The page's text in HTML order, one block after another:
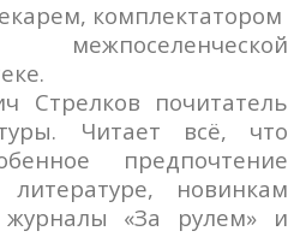
комплектатором
Стрелков почитатель
Читает всё, что
предпочтение
литературе, новинкам
«За рулем» и